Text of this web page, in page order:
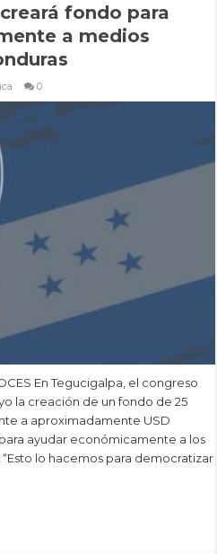
fondo para
a medios
0
En Tegucigalpa, el congreso
la creación de un fondo de 25
a aproximadamente USD
ayudar económicamente a los
lo hacemos para democratizar